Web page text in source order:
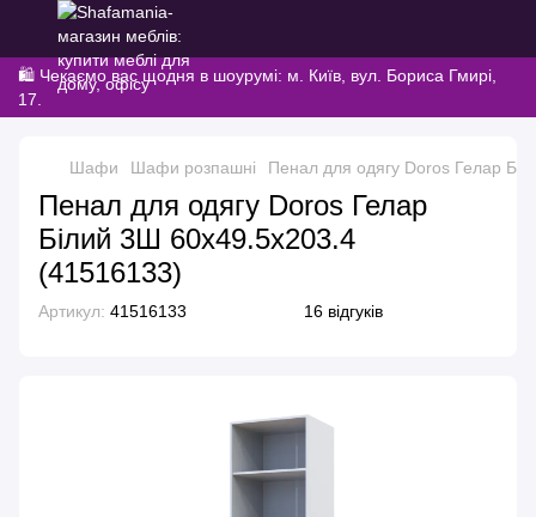
🛍️ Чекаємо вас щодня в шоурумі: м. Київ, вул. Бориса Гмирі,
17.
Шафи Шафи розпашні Пенал для одягу Doros Гелар
Пенал для одягу Doros Гелар
Білий 3Ш 60х49.5х203.4
(41516133)
Артикул: 41516133 16 відгуків